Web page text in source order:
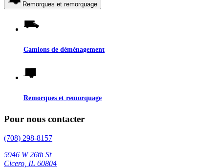
Remorques et remorquage
Camions de déménagement
Remorques et remorquage
Pour nous contacter
(708) 298-8157
5946 W 26th St
Cicero, IL 60804